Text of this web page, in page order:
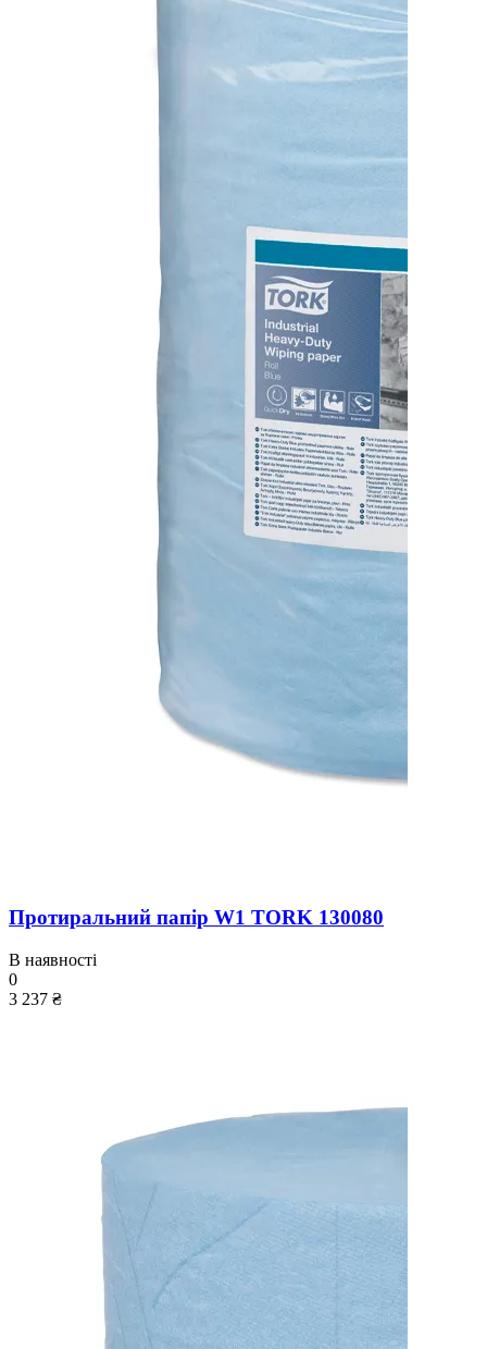
Протиральний папір W1 TORK 130080
В наявності
0
3 237 ₴